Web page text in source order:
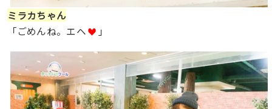
ミラカちゃん
「ごめんね。エヘ
」